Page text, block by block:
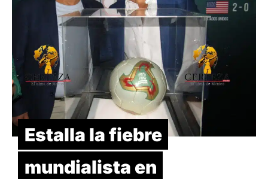
Estalla la fiebre
mundialista en